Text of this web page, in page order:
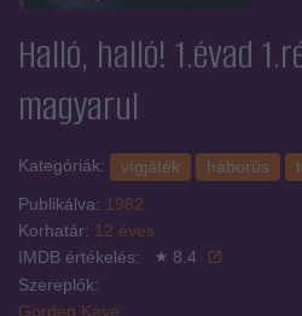
Halló, halló! 1.évad
magyarul
Kategóriák: vígjáték háborús
Publikálva: 1982
Korhatár: 12 éves
IMDB értékelés:
8.4
Szereplők:
Gorden Kaye